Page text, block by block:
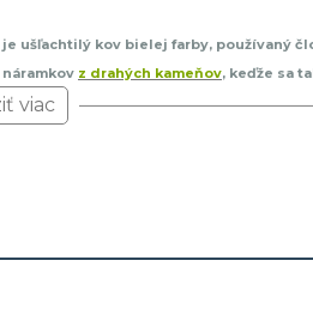
kov bielej farby, používaný
z drahých kameňov, keďže sa
prísnym normám EU na obsah
viac